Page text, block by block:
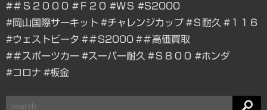
#＃Ｓ２０００ #Ｆ２０ #ＷＳ #S2000
#岡山国際サーキット #チャレンジカップ #Ｓ耐久 #１１６
#ウェストビータ #＃S2000 #＃高価買取
#＃スポーツカー #スーパー耐久 #Ｓ８００ #ホンダ
#コロナ #板金